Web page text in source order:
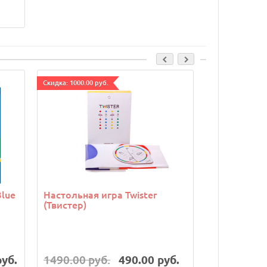
Cкидка: 1000.00 руб.
Настольная игра Twister
(Твистер)
1490.00 руб. 490.00 руб.